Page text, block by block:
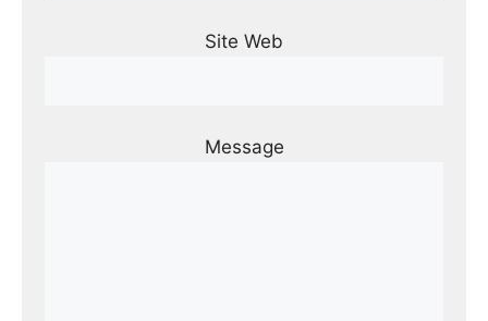
Site Web
Message